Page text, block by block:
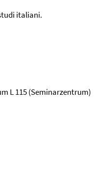
italiani.
L 115 (Seminarzentrum)